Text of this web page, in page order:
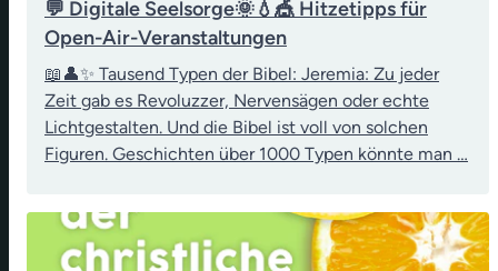
💬 Digitale Seelsorge🌞💧🎪 Hitzetipps für
Open-Air-Veranstaltungen
📖👤✨ Tausend Typen der Bibel: Jeremia: Zu jeder
Zeit gab es Revoluzzer, Nervensägen oder echte
Lichtgestalten. Und die Bibel ist voll von solchen
Figuren. Geschichten über 1000 Typen könnte man …